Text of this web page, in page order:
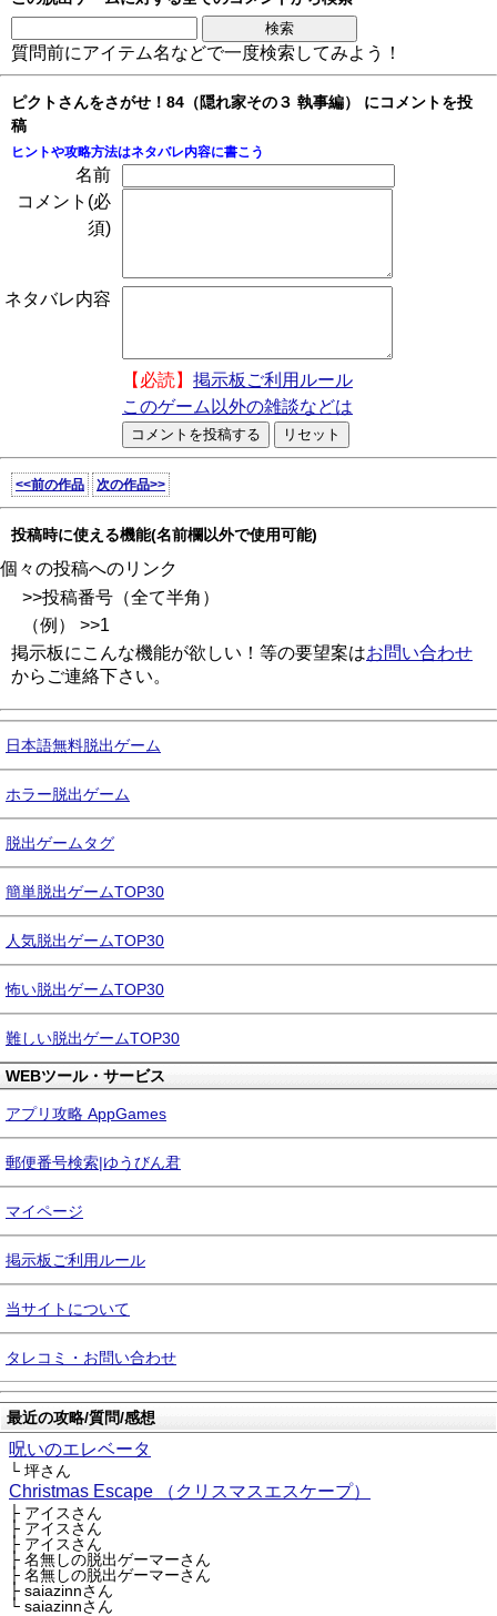
質問前にアイテム名などで一度検索してみよう！
ピクトさんをさがせ！84（隠れ家その３ 執事編） にコメントを投
稿
ヒントや攻略方法はネタバレ内容に書こう
名前
コメント(必
須)
ネタバレ内容
【必読】 掲示板ご利用ルール
このゲーム以外の雑談などは
<<前の作品 次の作品>>
投稿時に使える機能(名前欄以外で使用可能)
個々の投稿へのリンク
>>投稿番号（全て半角）
（例） >>1
掲示板にこんな機能が欲しい！等の要望案はお問い合わせ
からご連絡下さい。
日本語無料脱出ゲーム
ホラー脱出ゲーム
脱出ゲームタグ
簡単脱出ゲームTOP30
人気脱出ゲームTOP30
怖い脱出ゲームTOP30
難しい脱出ゲームTOP30
WEBツール・サービス
アプリ攻略 AppGames
郵便番号検索|ゆうびん君
マイページ
掲示板ご利用ルール
当サイトについて
タレコミ・お問い合わせ
最近の攻略/質問/感想
呪いのエレベータ
└ 坪さん
Christmas Escape （クリスマスエスケープ）
├ アイスさん
├ アイスさん
├ アイスさん
├ 名無しの脱出ゲーマーさん
├ 名無しの脱出ゲーマーさん
├ saiazinnさん
└ saiazinnさん